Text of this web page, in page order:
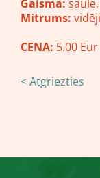
Gaisma:
Mitrums:
CENA: 5.00 Eur
< Atgriezties